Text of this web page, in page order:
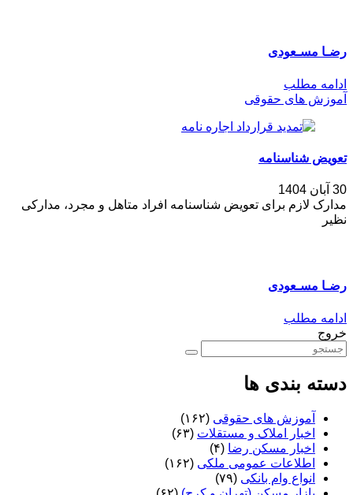
رضـا مسـعودی
ادامه مطلب
آموزش های حقوقی
تعویض شناسنامه
30 آبان 1404
مدارک لازم برای تعویض شناسنامه افراد متاهل و مجرد، مدارکی
نظیر
رضـا مسـعودی
ادامه مطلب
خروج
دسته بندی ها
آموزش های حقوقی (۱۶۲)
اخبار املاک و مستقلات (۶۳)
اخبار مسکن رضا (۴)
اطلاعات عمومی ملکی (۱۶۲)
انواع وام بانکی (۷۹)